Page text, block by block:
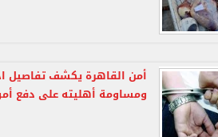
أمن القاهرة يكشف
ومساومة أهليته على دفع